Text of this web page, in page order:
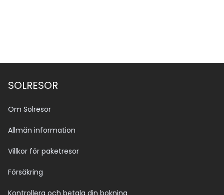
SOLRESOR
Om Solresor
Allmän information
Villkor för paketresor
Försäkring
Kontrollera och betala din bokning